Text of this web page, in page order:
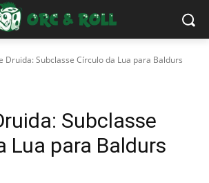
Druida: Subclasse Círculo da Lua para Baldurs
Subclasse
Lua para Baldurs